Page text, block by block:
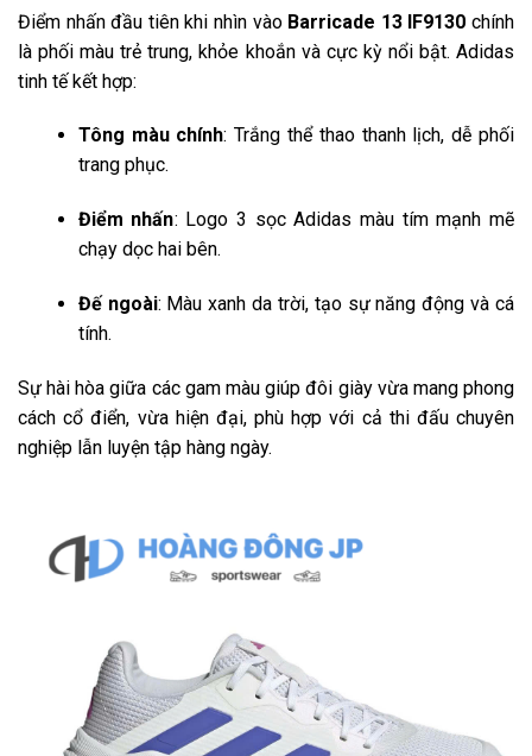
Điểm nhấn đầu tiên khi nhìn vào Barricade 13 IF9130 chính
là phối màu trẻ trung, khỏe khoắn và cực kỳ nổi bật. Adidas
tinh tế kết hợp:
Tông màu chính: Trắng thể thao thanh lịch, dễ phối
trang phục.
Điểm nhấn: Logo 3 sọc Adidas màu tím mạnh mẽ
chạy dọc hai bên.
Đế ngoài: Màu xanh da trời, tạo sự năng động và cá
tính.
Sự hài hòa giữa các gam màu giúp đôi giày vừa mang phong
cách cổ điển, vừa hiện đại, phù hợp với cả thi đấu chuyên
nghiệp lẫn luyện tập hàng ngày.